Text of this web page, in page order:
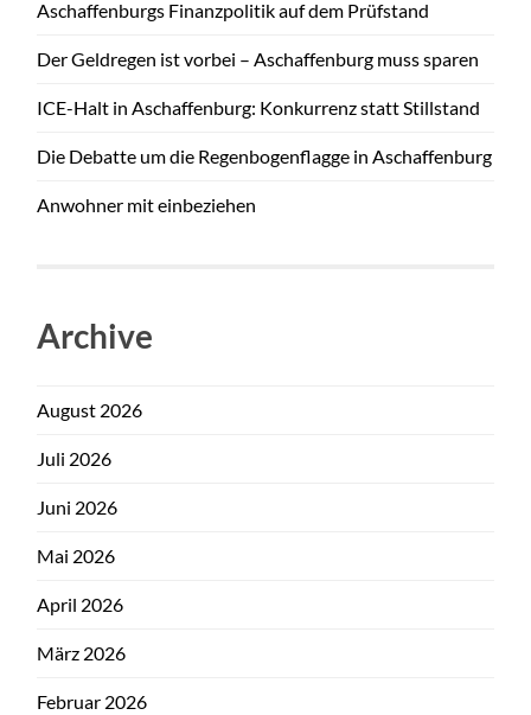
Aschaffenburgs Finanzpolitik auf dem Prüfstand
Der Geldregen ist vorbei – Aschaffenburg muss sparen
ICE-Halt in Aschaffenburg: Konkurrenz statt Stillstand
Die Debatte um die Regenbogenflagge in Aschaffenburg
Anwohner mit einbeziehen
Archive
August 2026
Juli 2026
Juni 2026
Mai 2026
April 2026
März 2026
Februar 2026